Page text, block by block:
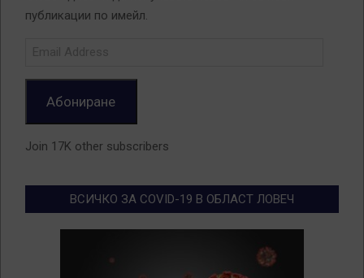
публикации по имейл.
Абониране
Join 17K other subscribers
ВСИЧКО ЗА COVID-19 В ОБЛАСТ ЛОВЕЧ